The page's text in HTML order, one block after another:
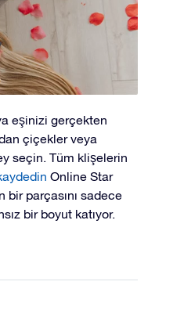
eşinizi gerçekten
çiçekler veya
seçin. Tüm klişelerin
Online Star
bir parçasını sadece
bir boyut katıyor.